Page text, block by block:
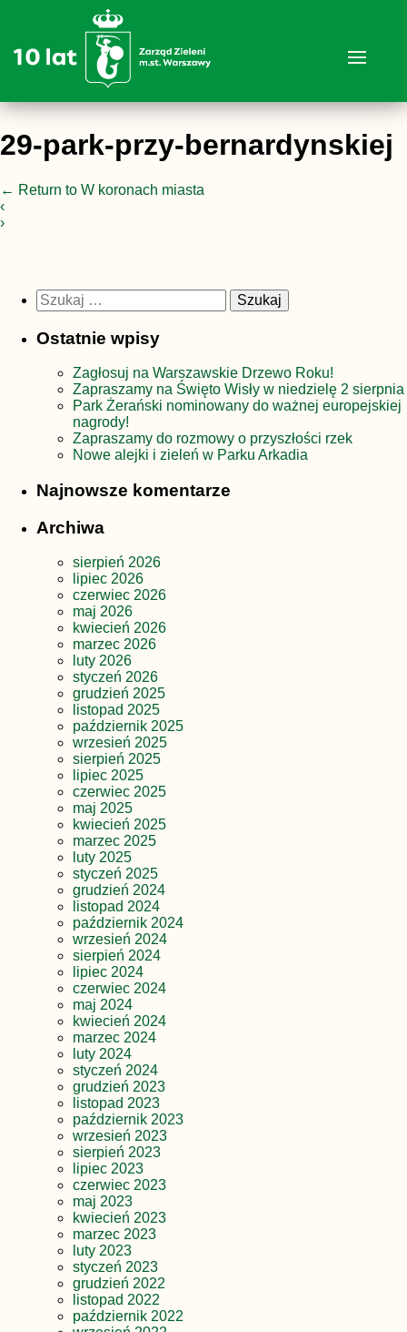
29-park-przy-bernardynskiej
← Return to W koronach miasta
‹
›
Szukaj:
Ostatnie wpisy
Zagłosuj na Warszawskie Drzewo Roku!
Zapraszamy na Święto Wisły w niedzielę 2 sierpnia
Park Żerański nominowany do ważnej europejskiej
nagrody!
Zapraszamy do rozmowy o przyszłości rzek
Nowe alejki i zieleń w Parku Arkadia
Najnowsze komentarze
Archiwa
sierpień 2026
lipiec 2026
czerwiec 2026
maj 2026
kwiecień 2026
marzec 2026
luty 2026
styczeń 2026
grudzień 2025
listopad 2025
październik 2025
wrzesień 2025
sierpień 2025
lipiec 2025
czerwiec 2025
maj 2025
kwiecień 2025
marzec 2025
luty 2025
styczeń 2025
grudzień 2024
listopad 2024
październik 2024
wrzesień 2024
sierpień 2024
lipiec 2024
czerwiec 2024
maj 2024
kwiecień 2024
marzec 2024
luty 2024
styczeń 2024
grudzień 2023
listopad 2023
październik 2023
wrzesień 2023
sierpień 2023
lipiec 2023
czerwiec 2023
maj 2023
kwiecień 2023
marzec 2023
luty 2023
styczeń 2023
grudzień 2022
listopad 2022
październik 2022